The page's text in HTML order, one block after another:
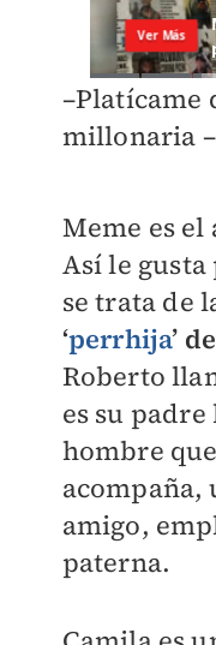
–Platícame
millonaria
Meme es
Así le
se trata de
‘perrhija’
Roberto
es su
hombre
acompaña,
amigo,
paterna.